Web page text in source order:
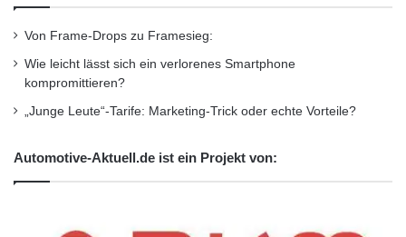
Von Frame-Drops zu Framesieg:
Wie leicht lässt sich ein verlorenes Smartphone
kompromittieren?
„Junge Leute“-Tarife: Marketing-Trick oder echte Vorteile?
Automotive-Aktuell.de ist ein Projekt von: